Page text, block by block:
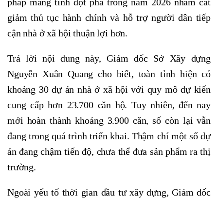
giảm thủ tục hành chính và hỗ trợ người dân tiếp
cận nhà ở xã hội thuận lợi hơn.
Trả lời nội dung này, Giám đốc Sở Xây dựng
Nguyễn Xuân Quang cho biết, toàn tỉnh hiện có
khoảng 30 dự án nhà ở xã hội với quy mô dự kiến
cung cấp hơn 23.700 căn hộ. Tuy nhiên, đến nay
mới hoàn thành khoảng 3.900 căn, số còn lại vẫn
đang trong quá trình triển khai. Thậm chí một số dự
án đang chậm tiến độ, chưa thể đưa sản phẩm ra thị
trường.
Ngoài yếu tố thời gian đầu tư xây dựng, Giám đốc